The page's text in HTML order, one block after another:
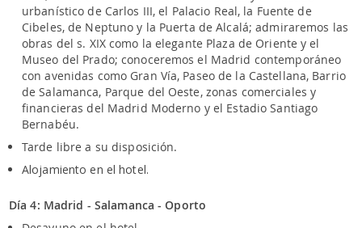
urbanístico de Carlos III, el Palacio Real, la Fuente de
Cibeles, de Neptuno y la Puerta de Alcalá; admiraremos las
obras del s. XIX como la elegante Plaza de Oriente y el
Museo del Prado; conoceremos el Madrid contemporáneo
con avenidas como Gran Vía, Paseo de la Castellana, Barrio
de Salamanca, Parque del Oeste, zonas comerciales y
financieras del Madrid Moderno y el Estadio Santiago
Bernabéu.
Tarde libre a su disposición.
Alojamiento en el hotel.
Día 4: Madrid - Salamanca - Oporto